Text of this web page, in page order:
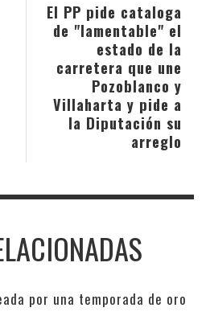
El PP pide cataloga
de "lamentable" el
estado de la
carretera que une
Pozoblanco y
Villaharta y pide a
la Diputación su
arreglo
por una temporada de oro